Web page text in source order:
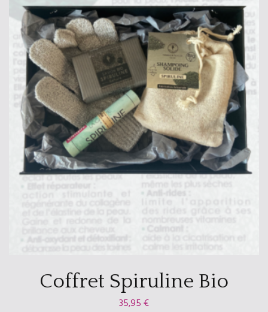
Coffret Spiruline Bio
35,95€